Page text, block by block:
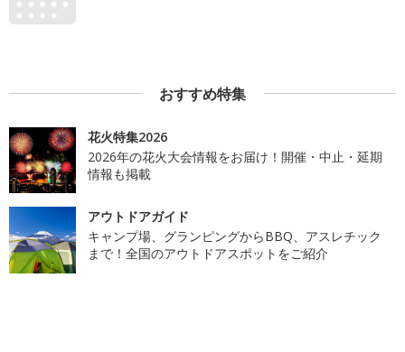
おすすめ特集
花火特集2026
2026年の花火大会情報をお届け！開催・中止・延期
情報も掲載
アウトドアガイド
キャンプ場、グランピングからBBQ、アスレチック
まで！全国のアウトドアスポットをご紹介